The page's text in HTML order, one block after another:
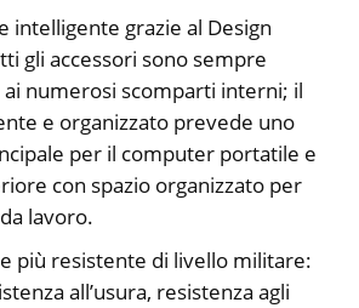
intelligente grazie al Design
gli accessori sono sempre
numerosi scomparti interni; il
e organizzato prevede uno
per il computer portatile e
con spazio organizzato per
lavoro.
più resistente di livello militare:
all’usura, resistenza agli